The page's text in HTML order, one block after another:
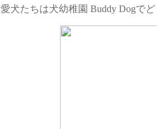
愛犬たちは犬幼稚園 Buddy Dogで